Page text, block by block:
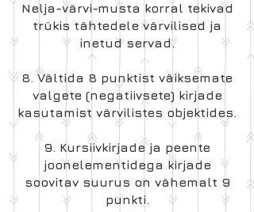
Nelja-värvi-musta korral tekivad
trükis tähtedele värvilised ja
inetud servad.
8. Vältida 8 punktist väiksemate
valgete (negatiivsete) kirjade
kasutamist värvilistes objektides.
9. Kursiivkirjade ja peente
joonelementidega kirjade
soovitav suurus on vähemalt 9
punkti.